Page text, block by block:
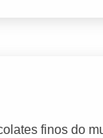
finos do